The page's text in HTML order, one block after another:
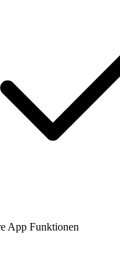
App Funktionen